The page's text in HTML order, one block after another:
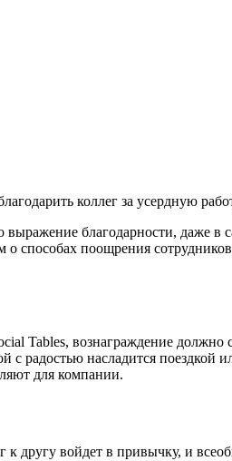
коллег за усердную
выражение благодарности, даже в
способах поощрения
Tables, вознаграждение
с радостью насладится
для компании.
к другу войдет в привычку, и